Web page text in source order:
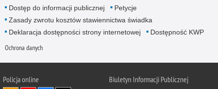
Dostęp do informacji publicznej
Petycje
Zasady zwrotu kosztów stawiennictwa świadka
Deklaracja dostępności strony internetowej
Dostępność KWP
Ochrona danych
Policja online
Biuletyn Informacji Publicznej